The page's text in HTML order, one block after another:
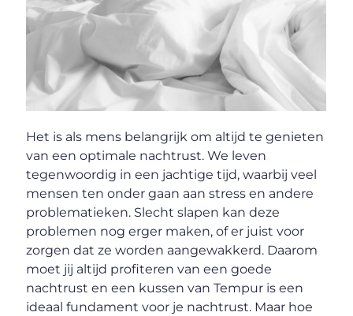
Het is als mens belangrijk om altijd te genieten
van een optimale nachtrust. We leven
tegenwoordig in een jachtige tijd, waarbij veel
mensen ten onder gaan aan stress en andere
problematieken. Slecht slapen kan deze
problemen nog erger maken, of er juist voor
zorgen dat ze worden aangewakkerd. Daarom
moet jij altijd profiteren van een goede
nachtrust en een kussen van Tempur is een
ideaal fundament voor je nachtrust. Maar hoe